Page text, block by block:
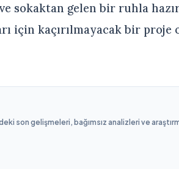
sokaktan gelen bir ruhla
için kaçırılmayacak bir proje
son gelişmeleri, bağımsız analizleri ve